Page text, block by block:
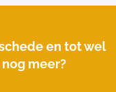
en tot wel
meer?